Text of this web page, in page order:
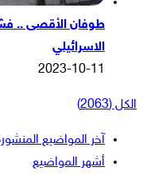
طوفان الأقصى ..
الاسرائيلي
2023-10-11
الكل (2063)
آخر المواضيع
أشهر المواضيع